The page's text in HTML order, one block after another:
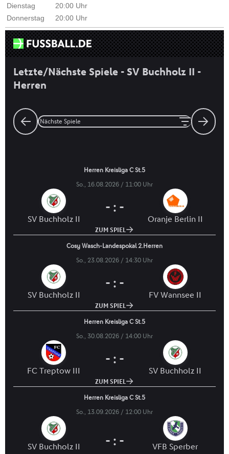
Dienstag
20:00 Uhr
Donnerstag
20:00 Uhr